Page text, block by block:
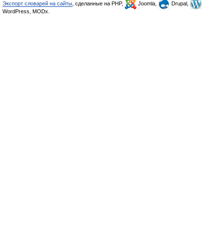
Экспорт словарей на сайты , сделанные на PHP, Joomla,
Drupal,
WordPress, MODx.